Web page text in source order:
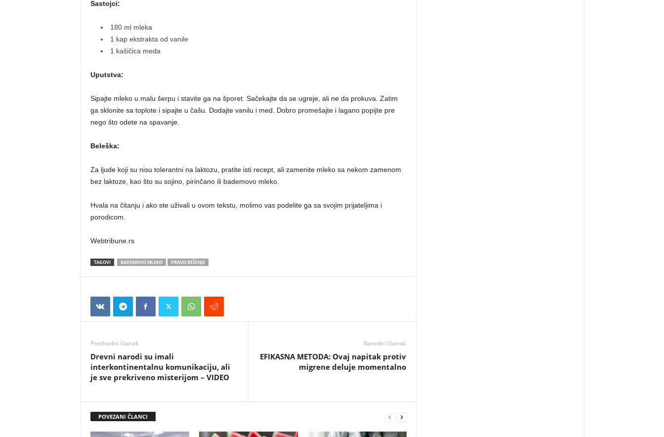
Sastojci:
180 ml mleka
1 kap ekstrakta od vanile
1 kašičica meda
Uputstva:
Sipajte mleko u malu šerpu i stavite ga na šporet. Sačekajte da se ugreje, ali ne da prokuva. Zatim
ga sklonite sa toplote i sipajte u čašu. Dodajte vanilu i med. Dobro promešajte i lagano popijte pre
nego što odete na spavanje.
Beleška:
Za ljude koji su nisu tolerantni na laktozu, pratite isti recept, ali zamenite mleko sa nekom zamenom
bez laktoze, kao što su sojino, pirinčano ili bademovo mleko.
Hvala na čitanju i ako ste uživali u ovom tekstu, molimo vas podelite ga sa svojim prijateljima i
porodicom.
Webtribune.rs
TAGOVI BADEMOVO MLEKO PRAVO REŠENJE
Prethodni članak
Drevni narodi su imali
interkontinentalnu komunikaciju, ali
je sve prekriveno misterijom – VIDEO
Naredni članak
EFIKASNA METODA: Ovaj napitak protiv
migrene deluje momentalno
POVEZANI ČLANCI